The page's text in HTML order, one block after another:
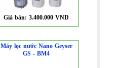
Giá bán:3.400.000 VND
Máy lọc nước Nano Geyser
GS - BM4